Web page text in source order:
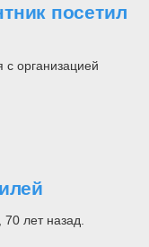
посетил
организацией
лет назад.